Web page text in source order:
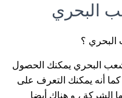
البحري
؟
البحري يمكنك الحصول
أنه يمكنك التعرف على
الشركة ، و هناك أيضا